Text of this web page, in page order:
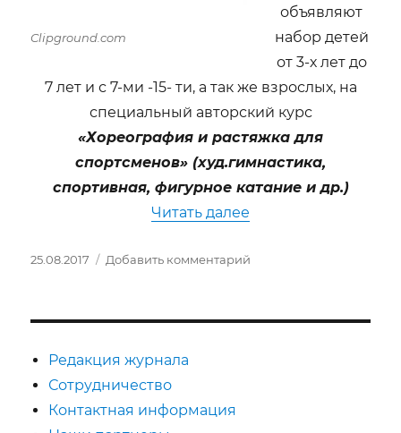
Clipground.com
объявляют
набор детей
от 3-х лет до
7 лет и с 7-ми -15- ти, а так же взрослых, на
специальный авторский курс
«Хореография и растяжка для
спортсменов» (худ.гимнастика,
спортивная, фигурное катание и др.)
Читать далее
Опубликовано
25.08.2017 Добавить комментарий
Редакция журнала
Сотрудничество
Контактная информация